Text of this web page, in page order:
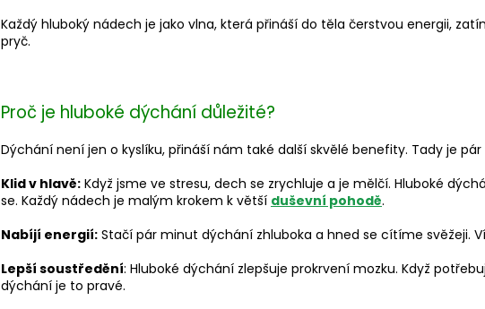
Každý hluboký nádech je jako vlna, která přináší do těla čerstvou energii,
pryč.
Proč je hluboké dýchání důležité?
Dýchání není jen o kyslíku, přináší nám také další skvělé benefity. Tady je pár
Klid v hlavě: Když jsme ve stresu, dech se zrychluje a je mělčí. Hluboké
se. Každý nádech je malým krokem k větší duševní pohodě.
Nabíjí energií: Stačí pár minut dýchání zhluboka a hned se cítíme svěžeji.
Lepší soustředění: Hluboké dýchání zlepšuje prokrvení mozku. Když
dýchání je to pravé.